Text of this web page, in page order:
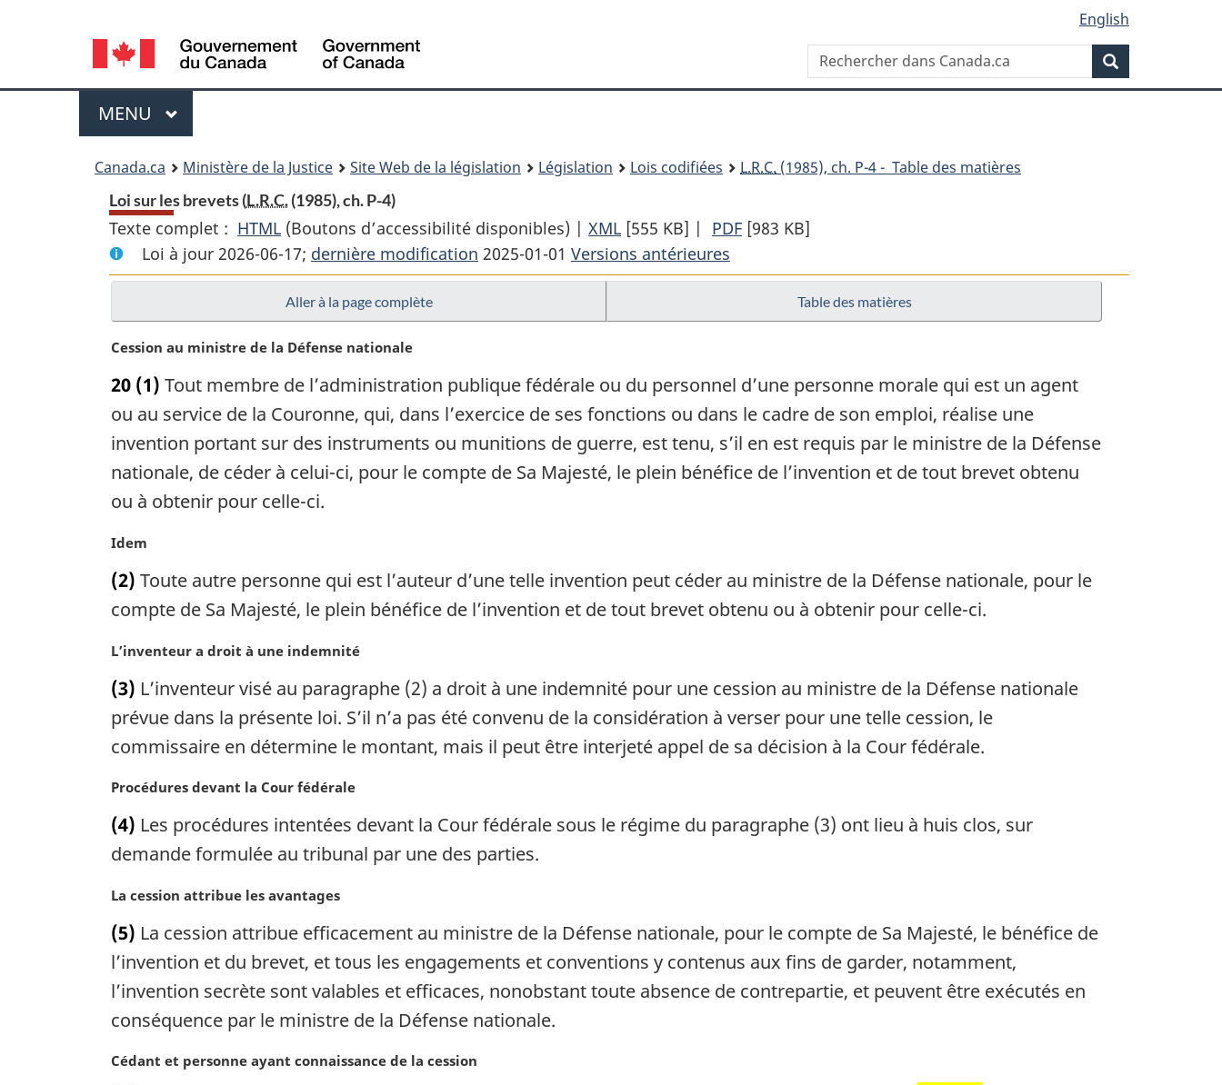
principal
À
site
version
Language
selection
English
Rechercher
dans
Canada.ca
Menu
MENU PRINCIPAL
Canada.ca Ministère de la Justice Site Web de la législation Législation Lois codifiées L.R.C. (1985), ch. P-4 - Table des matières
Loi sur les brevets (L.R.C.(1985), ch. P-4)
Texte complet : HTML Texte
complet
:
Loi
les
brevets
(Boutons d’accessibilité disponibles) | XML Texte
complet
:
brevets
[555 KB] | PDF Texte
:
brevets
[983 KB]
Loi à jour 2026-06-17; dernière modification 2025-01-01 Versions antérieures
Aller à la page complète Table des matières
N
t
e
a
r
g
n
l
:
Cession au ministre de la Défense nationale
20 (1) Tout membre de l’administration publique fédérale ou du personnel d’une personne morale qui est un agent
ou au service de la Couronne, qui, dans l’exercice de ses fonctions ou dans le cadre de son emploi, réalise une
invention portant sur des instruments ou munitions de guerre, est tenu, s’il en est requis par le ministre de la Défense
nationale, de céder à celui-ci, pour le compte de Sa Majesté, le plein bénéfice de l’invention et de tout brevet obtenu
ou à obtenir pour celle-ci.
N
t
e
a
g
n
a
e
:
Idem
(2) Toute autre personne qui est l’auteur d’une telle invention peut céder au ministre de la Défense nationale, pour le
compte de Sa Majesté, le plein bénéfice de l’invention et de tout brevet obtenu ou à obtenir pour celle-ci.
N
t
e
m
a
g
i
n
a
e
:
L’inventeur a droit à une indemnité
(3) L’inventeur visé au paragraphe (2) a droit à une indemnité pour une cession au ministre de la Défense nationale
prévue dans la présente loi. S’il n’a pas été convenu de la considération à verser pour une telle cession, le
commissaire en détermine le montant, mais il peut être interjeté appel de sa décision à la Cour fédérale.
N
t
e
a
g
i
a
l
:
Procédures devant la Cour fédérale
(4) Les procédures intentées devant la Cour fédérale sous le régime du paragraphe (3) ont lieu à huis clos, sur
demande formulée au tribunal par une des parties.
N
t
e
a
r
i
La cession attribue les avantages
(5) La cession attribue efficacement au ministre de la Défense nationale, pour le compte de Sa Majesté, le bénéfice de
l’invention et du brevet, et tous les engagements et conventions y contenus aux fins de garder, notamment,
l’invention secrète sont valables et efficaces, nonobstant toute absence de contrepartie, et peuvent être exécutés en
conséquence par le ministre de la Défense nationale.
N
Cédant et personne ayant connaissance de la cession